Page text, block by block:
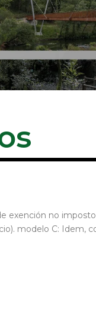
no
modelo C: Idem,